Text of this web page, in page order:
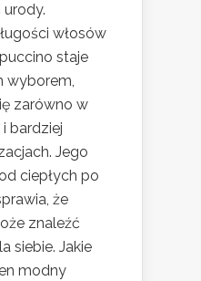
włosów
staje
wyborem,
zarówno w
bardziej
Jego
ciepłych po
że
znaleźć
siebie. Jakie
modny